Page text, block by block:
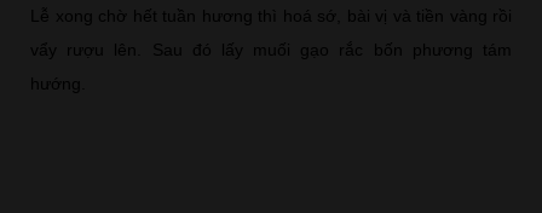
Lễ xong chờ hết tuần hương thì hoá sớ, bài vị và tiền vàng rồi
vẩy rượu lên. Sau đó lấy muối gạo rắc bốn phương tám
hướng.